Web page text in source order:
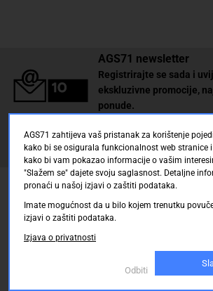
AGS71 newsletter
Registrirajte se sada i
ekskluzivne promocije,
ponude.
Registrirajte se sada
Pickup mjesto
Plaćanje
Naručivanje i slanje
AGS71 zahtijeva vaš pristanak za korištenje
kako bi se osigurala funkcionalnost web stranice
kako bi vam pokazao informacije o vašim
"Slažem se" dajete svoju saglasnost. Detaljne
pronaći u našoj izjavi o zaštiti podataka.
Imate mogućnost da u bilo kojem trenutku
izjavi o zaštiti podataka.
Izjava o privatnosti
Odbiti